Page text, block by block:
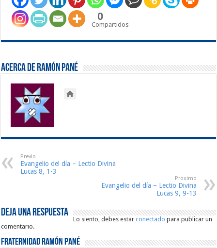
0
Compartidos
Acerca de Ramón Pané
Previo
Evangelio del día – Lectio Divina
Lucas 8, 1-3
Proximo
Evangelio del día – Lectio Divina
Lucas 9, 9-13
Deja una respuesta
Lo siento, debes estarconectado para publicar un
comentario.
Fraternidad Ramón Pané